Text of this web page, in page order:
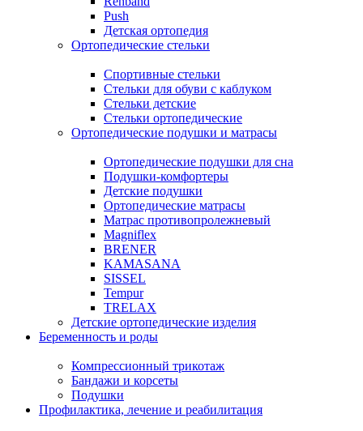
Push
Детская ортопедия
Ортопедические стельки
Спортивные стельки
Стельки для обуви с каблуком
Стельки детские
Стельки ортопедические
Ортопедические подушки и матрасы
Ортопедические подушки для сна
Подушки-комфортеры
Детские подушки
Ортопедические матрасы
Матрас противопролежневый
Magniflex
BRENER
KAMASANA
SISSEL
Tempur
TRELAX
Детские ортопедические изделия
Беременность и роды
Компрессионный трикотаж
Бандажи и корсеты
Подушки
Профилактика, лечение и реабилитация